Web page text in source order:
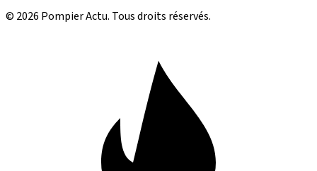
© 2026 Pompier Actu. Tous droits réservés.